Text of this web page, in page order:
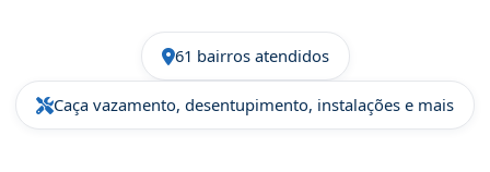
61 bairros atendidos
Caça vazamento, desentupimento, instalações e mais